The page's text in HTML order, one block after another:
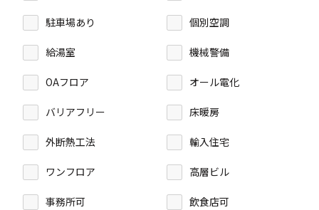
駐車場あり 個別空調
給湯室 機械警備
OAフロア オール電化
バリアフリー 床暖房
外断熱工法 輸入住宅
ワンフロア 高層ビル
事務所可 飲食店可